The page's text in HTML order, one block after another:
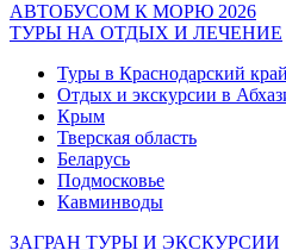
АВТОБУСОМ К МОРЮ 2026
ТУРЫ НА ОТДЫХ И ЛЕЧЕНИЕ
Туры в Краснодарский край
Отдых и экскурсии в
Крым
Тверская область
Беларусь
Подмосковье
Кавминводы
ЗАГРАН ТУРЫ И ЭКСКУРСИИ